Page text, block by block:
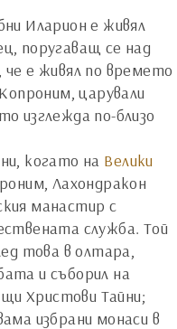
Иларион е живял
поругаващ се над
е живял по времето
царували
изглежда по-близо
когато на Велики
Лахондракон
манастир с
служба. Той
това в олтара,
и съборил на
Христови Тайни;
избрани монаси в